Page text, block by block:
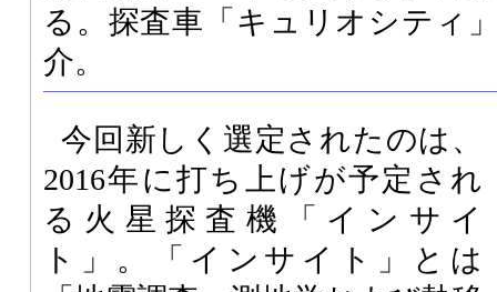
る。探査車「キュリオシティ
介。
今回新しく選定されたのは、
2016年に打ち上げが予定され
る火星探査機「インサイ
ト」。「インサイト」とは